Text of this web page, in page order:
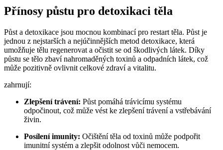
Přínosy půstu pro detoxikaci těla
Půst a detoxikace jsou ‌mocnou kombinací pro restart těla.⁤ Půst ⁢je
‌jednou z nejstarších‍ a nejúčinnějších metod detoxikace, která⁢
umožňuje tělu regenerovat a očistit ‌se ‌od škodlivých látek. ⁣Díky
půstu ⁣se tělo zbaví nahromaděných toxinů ⁢a ⁢odpadních látek, což
může pozitivně ovlivnit celkové ⁢zdraví a vitalitu.
zahrnují:
Zlepšení ‌trávení: Půst pomáhá ​trávicímu systému
odpočinout, což může vést ke‌ zlepšení trávení a vstřebávání
živin.
Posílení imunity: Očištění ⁢těla od toxinů může podpořit
imunitní systém a zlepšit odolnost vůči nemocem.